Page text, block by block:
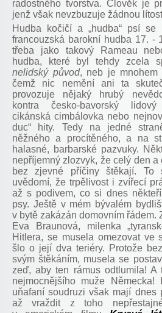
radostného tvorstva. Člověk je
jenž však nevzbuzuje žádnou
Hudba kočičí a „hudba“ psí
francouzská barokní hudba 17. -
třeba jako takový Rameau
hudba, které byl tehdy zcela
nelidský původ, neb je mnohem
čemž nic nemění ani ta
provozuje nějaký hrubý
kontra česko-bavorský
cikánská cimbálovka nebo
duc“ hity. Tedy na jedné
něžného a procítěného, a na
halasné, barbarské pazvuky.
nepříjemný zlozvyk, že celý den
bez zjevné příčiny štěkají.
uvědomí, že trpělivost i zvířecí
až s podivem, co si dnes
psy. Ještě v mém bývalém
v bytě zakázán domovním řádem.
Eva Braunová, milenka
Hitlera, se musela omezovat ve
šlo o její dva teriéry. Protože
svým štěkáním, musela se
zeď, aby ten rámus odtlumila! A
nejmocnějšího muže
uňafaní soudruzi však mají dnes
až vraždit z toho